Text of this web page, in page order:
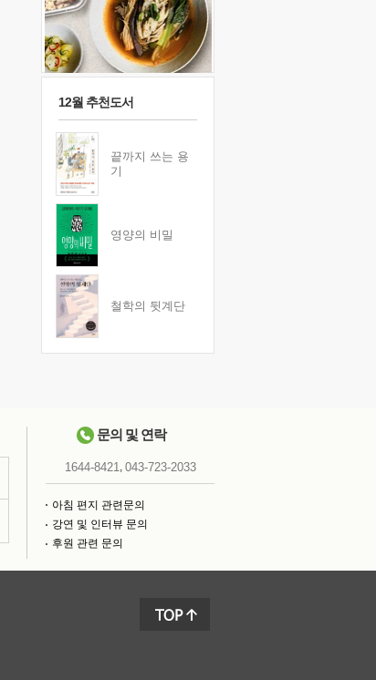
12월 추천도서
끝까지 쓰는 용
기
영양의 비밀
철학의 뒷계단
문의 및 연락
1644-8421, 043-723-2033
아침 편지 관련문의
강연 및 인터뷰 문의
후원 관련 문의